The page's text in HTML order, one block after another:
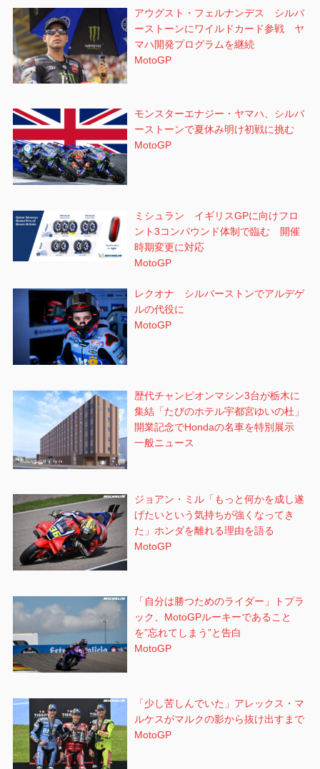
アウグスト・フェルナンデス シルバ
ーストーンにワイルドカード参戦 ヤ
マハ開発プログラムを継続
MotoGP
モンスターエナジー・ヤマハ、シルバ
ーストーンで夏休み明け初戦に挑む
MotoGP
ミシュラン イギリスGPに向けフロ
ント3コンパウンド体制で臨む 開催
時期変更に対応
MotoGP
レクオナ シルバーストンでアルデゲ
ルの代役に
MotoGP
歴代チャンピオンマシン3台が栃木に
集結「たびのホテル宇都宮ゆいの杜」
開業記念でHondaの名車を特別展示
一般ニュース
ジョアン・ミル「もっと何かを成し遂
げたいという気持ちが強くなってき
た」ホンダを離れる理由を語る
MotoGP
「自分は勝つためのライダー」トプラ
ック、MotoGPルーキーであること
を”忘れてしまう”と告白
MotoGP
「少し苦しんでいた」アレックス・マ
ルケスがマルクの影から抜け出すまで
MotoGP